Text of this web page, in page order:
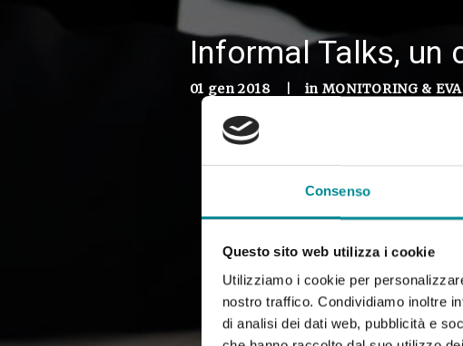
Consenso
Questo sito web utilizza i cookie
Utilizziamo i cookie per
nostro traffico. Condividiamo inoltre
di analisi dei dati web, pubblicità e
Informal Talks, un
01 gen 2018 in MONITORING &